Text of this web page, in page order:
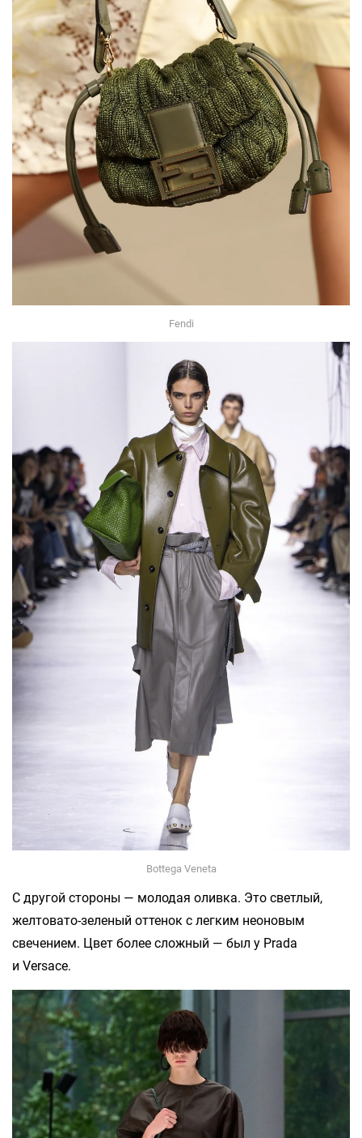
Fendi
Bottega Veneta
С другой стороны — молодая оливка. Это светлый,
желтовато-зеленый оттенок с легким неоновым
свечением. Цвет более сложный — был у Prada
и Versace.